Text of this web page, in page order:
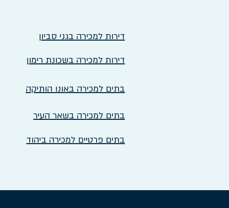
דירות למכירה בגני סביון
דירות למכירה בשכונת רימון
בתים למכירה באונו הותיקה
בתים למכירה בשאר העיר
בתים פרטיים למכירה ביהוד